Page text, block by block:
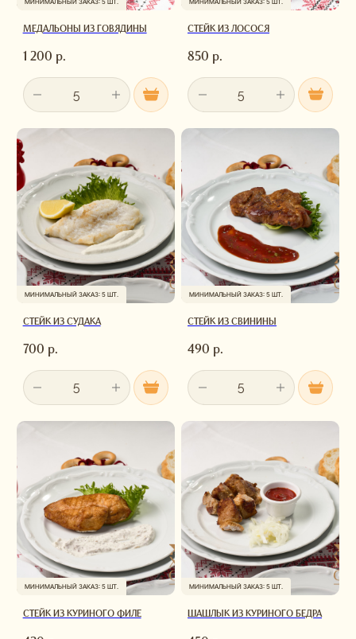
МИНИМАЛЬНЫЙ ЗАКАЗ: 5 ШТ.
МЕДАЛЬОНЫ ИЗ ГОВЯДИНЫ
1 200 р.
МИНИМАЛЬНЫЙ ЗАКАЗ: 5 ШТ.
СТЕЙК ИЗ ЛОСОСЯ
850 р.
МИНИМАЛЬНЫЙ ЗАКАЗ: 5 ШТ.
СТЕЙК ИЗ СУДАКА
700 р.
МИНИМАЛЬНЫЙ ЗАКАЗ: 5 ШТ.
СТЕЙК ИЗ СВИНИНЫ
490 р.
МИНИМАЛЬНЫЙ ЗАКАЗ: 5 ШТ.
СТЕЙК ИЗ КУРИНОГО ФИЛЕ
МИНИМАЛЬНЫЙ ЗАКАЗ: 5 ШТ.
ШАШЛЫК ИЗ КУРИНОГО БЕДРА